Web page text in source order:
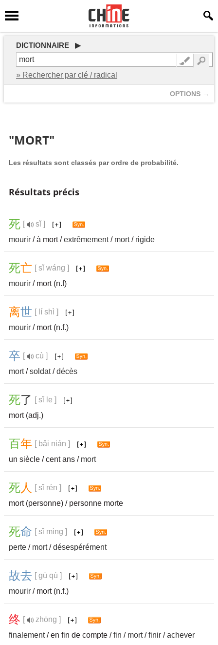
DICTIONNAIRE ▶
» Rechercher par clé / radical
OPTIONS →
"MORT"
Les résultats sont classés par ordre de probabilité.
Résultats précis
死 [
sǐ ]
mourir / à mort /extrêmement/ mort/ rigide
死亡 [ sǐ wáng ]
mourir / mort (n.f)
离世 [ lí shì ]
mourir / mort (n.f.)
卒 [
cù ]
mort/soldat/décès
死了 [ sǐ le ]
mort (adj.)
百年 [ bǎi nián ]
un siècle / cent ans / mort
死人
[ sǐ rén ]
mort (personne) / personne morte
死命 [ sǐ mìng ]
perte / mort/désespérément
故去 [ gù qù ]
mourir / mort (n.f.)
终 [
zhōng ]
finalement/ en fin de compte /fin / mort/finir /achever